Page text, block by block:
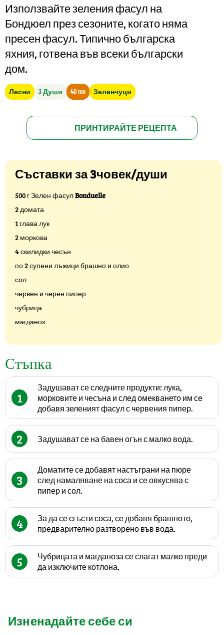
Използвайте зеления фасул на
Бондюел през сезоните, когато няма
пресен фасул. Типично българска
яхния, готвена във всеки български
дом.
Лесни 3 Души 40 mn Зеленчуци
ПРИНТИРАЙТЕ РЕЦЕПТА
Съставки за 3човек/души
500 г Зелен фасулBonduelle
2 домата
1 глава лук
2 моркова
4 скилидки чесън
по 2 супени лъжици брашно и олио
сол
червен и черен пипер
чубрица
магданоз
Стъпка
1
Задушават се следните продукти: лука,
морковите и чесъна и след омекването им се
добавя зеленият фасул с червения пипер.
2 Задушават се на бавен огън с малко вода.
3
Доматите се добавят настъграни на пюре
след намаляване на соса и се овкусява с
пипер и сол.
4
За да се сгъсти соса, се добавя брашното,
предварително разтворено във вода.
5
Чубрицата и магданоза се слагат малко преди
да изключите котлона.
Изненадайте себе си